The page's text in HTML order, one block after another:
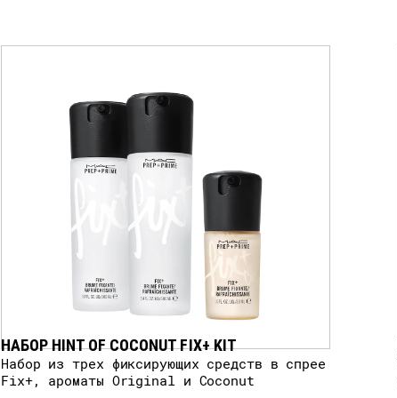
НАБОР HINT OF COCONUT FIX+ KIT
набор из трех фиксирующих средств в спрее
Fix+, ароматы Original и Coconut